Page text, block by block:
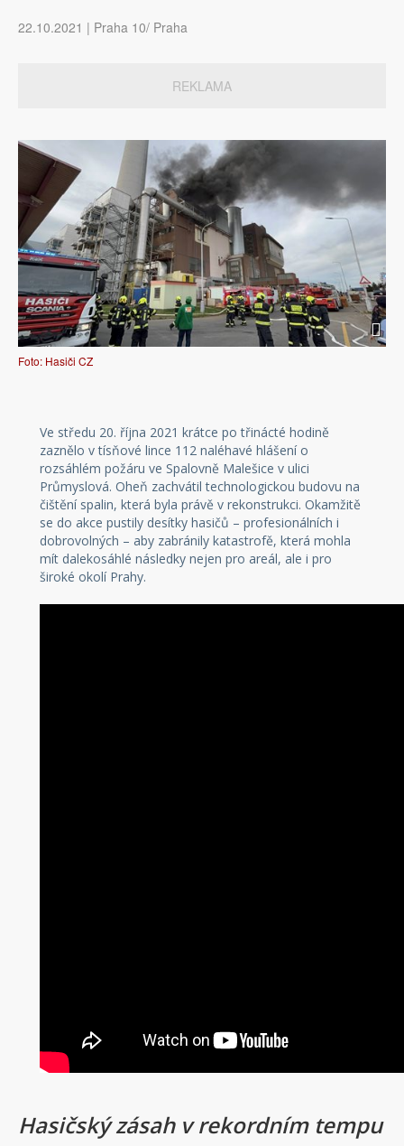
22.10.2021 | Praha 10/ Praha
REKLAMA
Foto: Hasiči CZ
Ve středu 20. října 2021 krátce po třinácté hodině
zaznělo v tísňové lince 112 naléhavé hlášení o
rozsáhlém požáru ve Spalovně Malešice v ulici
Průmyslová. Oheň zachvátil technologickou budovu na
čištění spalin, která byla právě v rekonstrukci. Okamžitě
se do akce pustily desítky hasičů – profesionálních i
dobrovolných – aby zabránily katastrofě, která mohla
mít dalekosáhlé následky nejen pro areál, ale i pro
široké okolí Prahy.
Hasičský zásah v rekordním tempu